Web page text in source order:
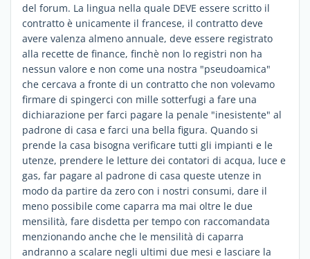
del forum. La lingua nella quale DEVE essere scritto il
contratto è unicamente il francese, il contratto deve
avere valenza almeno annuale, deve essere registrato
alla recette de finance, finchè non lo registri non ha
nessun valore e non come una nostra "pseudoamica"
che cercava a fronte di un contratto che non volevamo
firmare di spingerci con mille sotterfugi a fare una
dichiarazione per farci pagare la penale "inesistente" al
padrone di casa e farci una bella figura. Quando si
prende la casa bisogna verificare tutti gli impianti e le
utenze, prendere le letture dei contatori di acqua, luce e
gas, far pagare al padrone di casa queste utenze in
modo da partire da zero con i nostri consumi, dare il
meno possibile come caparra ma mai oltre le due
mensilità, fare disdetta per tempo con raccomandata
menzionando anche che le mensilità di caparra
andranno a scalare negli ultimi due mesi e lasciare la